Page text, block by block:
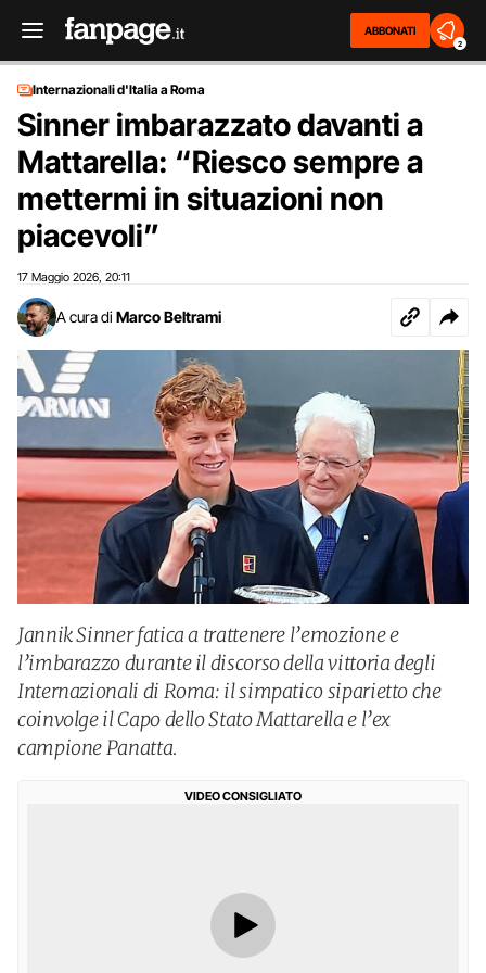
ABBONATI
2
Internazionali d'Italia a Roma
Sinner imbarazzato davanti a
Mattarella: “Riesco sempre a
mettermi in situazioni non
piacevoli”
17 Maggio 2026 20:11
A cura di Marco Beltrami
Jannik Sinner fatica a trattenere l’emozione e
l’imbarazzo durante il discorso della vittoria degli
Internazionali di Roma: il simpatico siparietto che
coinvolge il Capo dello Stato Mattarella e l’ex
campione Panatta.
VIDEO CONSIGLIATO